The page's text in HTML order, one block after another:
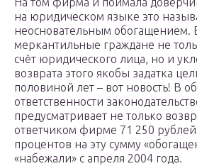
на юридическом языке это
неосновательным обогащением.
меркантильные граждане не
счёт юридического лица, но и
возврата этого якобы задатка
половиной лет – вот новость! В
ответственности
предусматривает не только
ответчиком фирме 71 250
процентов на эту сумму
«набежали» с апреля 2004 года.